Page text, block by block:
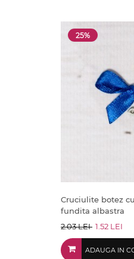
25%
Cruciulite botez
fundita albastra
2.03 LEI 1.52 LEI
ADAUGA IN